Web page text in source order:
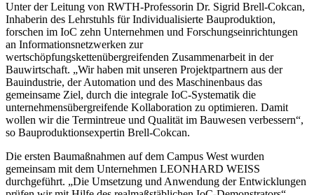
Unter der Leitung von RWTH-Professorin Dr. Sigrid Brell-Cokcan,
Inhaberin des Lehrstuhls für Individualisierte Bauproduktion,
forschen im IoC zehn Unternehmen und Forschungseinrichtungen
an Informationsnetzwerken zur
wertschöpfungskettenübergreifenden Zusammenarbeit in der
Bauwirtschaft. „Wir haben mit unseren Projektpartnern aus der
Bauindustrie, der Automation und des Maschinenbaus das
gemeinsame Ziel, durch die integrale IoC-Systematik die
unternehmensübergreifende Kollaboration zu optimieren. Damit
wollen wir die Termintreue und Qualität im Bauwesen verbessern“,
so Bauproduktionsexpertin Brell-Cokcan.
Die ersten Baumaßnahmen auf dem Campus West wurden
gemeinsam mit dem Unternehmen LEONHARD WEISS
durchgeführt. „Die Umsetzung und Anwendung der Entwicklungen